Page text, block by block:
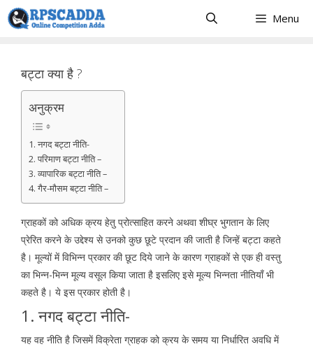
Skip
to
Menu
बट्टा क्या है ?
अनुक्रम
1. नगद बट्टा नीति-
2. परिमाण बट्टा नीति –
3. व्यापारिक बट्टा नीति –
4. गैर-मौसम बट्टा नीति –
ग्राहकों को अधिक क्रय हेतु प्रोत्साहित करने अथवा शीघ्र भुगतान के लिए
प्रेरित करने के उद्देश्य से उनको कुछ छूटे प्रदान की जाती है जिन्हें बट्टा कहते
है। मूल्यों में विभिन्न प्रकार की छूट दिये जाने के कारण ग्राहकों से एक ही वस्तु
का भिन्न-भिन्न मूल्य वसूल किया जाता है इसलिए इसे मूल्य भिन्नता नीतियाँ भी
कहते है। ये इस प्रकार होती है।
1. नगद बट्टा नीति-
यह वह नीति है जिसमें विक्रेता ग्राहक को क्रय के समय या निर्धारित अवधि में